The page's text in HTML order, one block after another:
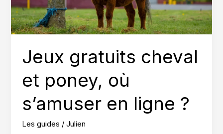
Jeux gratuits cheval
et poney, où
s’amuser en ligne ?
Les guides /Julien